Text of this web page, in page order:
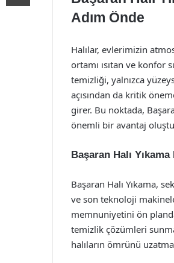
Adım Önde
Halılar, evlerimizin
ortamı ısıtan ve konfor
temizliği, yalnızca
açısından da kritik
girer. Bu noktada,
önemli bir avantaj
Başaran Halı
Başaran Halı Yıkama,
ve son teknoloji
memnuniyetini ön
temizlik çözümleri
halıların ömrünü